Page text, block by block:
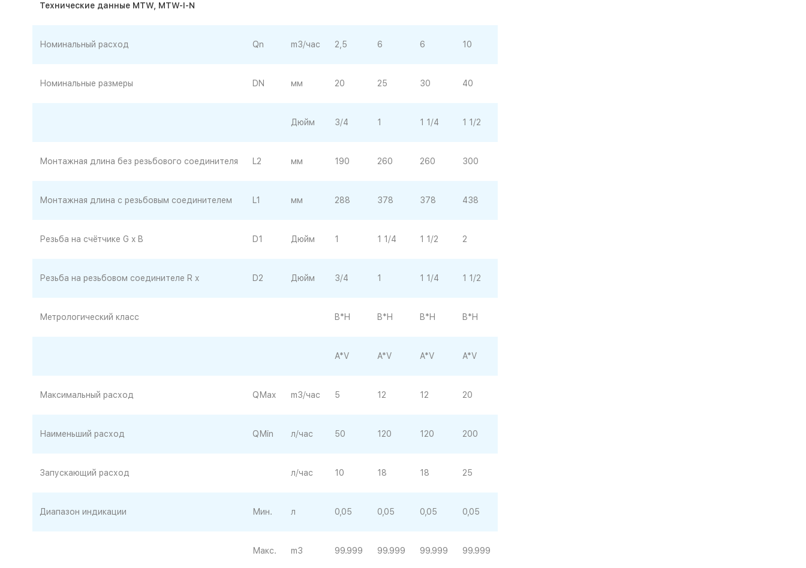
Технические данные MTW, MTW-I-N
Номинальный расход Qn m3/час 2,5 6 6 10
Номинальные размеры DN мм 20 25 30 40
Дюйм 3/4 1 1 1/4 1 1/2
Монтажная длина без резьбового соединителя L2 мм 190 260 260 300
Монтажная длина с резьбовым соединителем L1 мм 288 378 378 438
Резьба на счётчике G x B D1 Дюйм 1 1 1/4 1 1/2 2
Резьба на резьбовом соединителе R x D2 Дюйм 3/4 1 1 1/4 1 1/2
Метрологический класс B*H B*H B*H B*H
A*V A*V A*V A*V
Максимальный расход QМаx m3/час 5 12 12 20
Наименьший расход QМin л/час 50 120 120 200
Запускающий расход л/час 10 18 18 25
Диапазон индикации Мин. л 0,05 0,05 0,05 0,05
Макс. m3 99.999 99.999 99.999 99.999